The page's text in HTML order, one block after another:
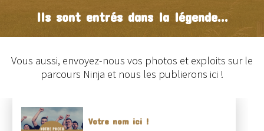
Ils sont entrés dans la légende...
Vous aussi, envoyez-nous vos photos et exploits sur le
parcours Ninja et nous les publierons ici !
Votre nom ici !